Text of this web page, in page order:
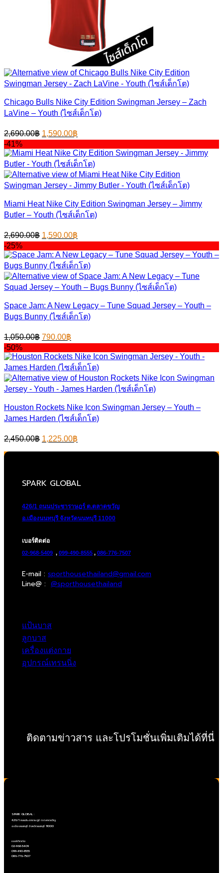
Chicago Bulls Nike City Edition Swingman Jersey – Zach
LaVine – Youth (ไซส์เด็กโต)
2,690.00฿ Original
price
was:
2,690.00฿.
1,590.00฿
price
is:
1,590.00฿.
-41%
Miami Heat Nike City Edition Swingman Jersey – Jimmy
Butler – Youth (ไซส์เด็กโต)
2,690.00฿ Original
price
was:
2,690.00฿.
1,590.00฿
price
is:
1,590.00฿.
-25%
Space Jam: A New Legacy – Tune Squad Jersey – Youth –
Bugs Bunny (ไซส์เด็กโต)
1,050.00฿ Original
price
was:
1,050.00฿.
790.00฿
price
is:
790.00฿.
-50%
Houston Rockets Nike Icon Swingman Jersey – Youth –
James Harden (ไซส์เด็กโต)
2,450.00฿ Original
price
was:
1,225.00฿
price
is:
SPARK GLOBAL
426/1 ถนนประชาราษฎร์ ต.ตลาดขวัญ
อ.เมืองนนทบุรี จังหวัดนนทบุรี 11000
เบอร์ติดต่อ
02-968-5409 , 099-490-8555 , 086-776-7507
E-mail : sporthousethailand@gmail.com
Line@ : @sporthousethailand
แป้นบาส
ลูกบาส
เครื่องแต่งกาย
อุปกรณ์เทรนนิ่ง
ติดตามข่าวสาร และโปรโมชั่นเพิ่มเติมได้ที่นี่
SPARK GLOBAL :
426/1 ถนนประชาราษฎร์ ต.ตลาดขวัญ
อ.เมืองนนทบุรี จังหวัดนนทบุรี 11000
เบอร์ติดต่อ
02-968-5409
099-490-8555
086-776-7507